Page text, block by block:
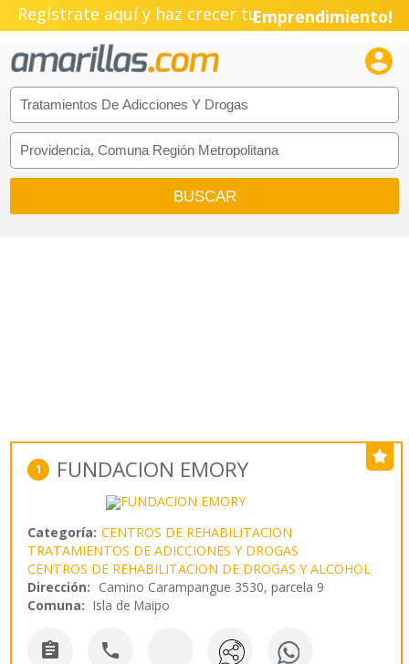
Regístrate aquí y haz crecer tuEmprendimiento!

1 FUNDACION EMORY
Categoría: CENTROS DE REHABILITACION
TRATAMIENTOS DE ADICCIONES Y DROGAS
CENTROS DE REHABILITACION DE DROGAS Y ALCOHOL
Dirección: Camino Carampangue 3530, parcela 9
Comuna: Isla de Maipo
 